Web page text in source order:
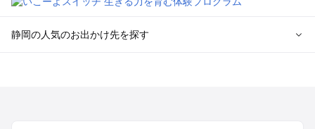
静岡の人気のお出かけ先を探す